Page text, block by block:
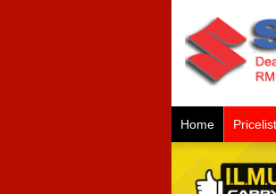
Home Pricelist